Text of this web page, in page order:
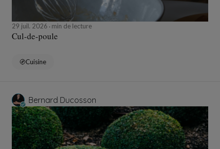
29 juil. 2026 min de lecture
Cul-de-poule
Cuisine
Bernard Ducosson